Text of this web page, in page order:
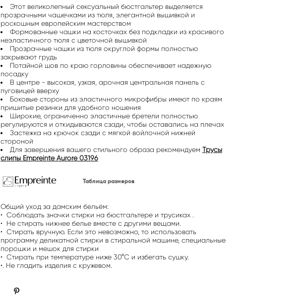
Этот великолепный сексуальный бюстгальтер выделяется
прозрачными чашечками из тюля, элегантной вышивкой и
роскошным европейским мастерством
Формованные чашки на косточках без подкладки из красивого
неэластичного тюля с цветочной вышивкой
Прозрачные чашки из тюля округлой формы полностью
закрывают грудь
Потайной шов по краю горловины обеспечивает надежную
посадку
В центре - высокая, узкая, арочная центральная панель с
пуговицей вверху
Боковые стороны из эластичного микрофибры имеют по краям
пришитые резинки для удобного ношения
Широкие, ограниченно эластичные бретели полностью
регулируются и откидываются сзади, чтобы оставались на плечах
Застежка на крючок сзади с мягкой войлочной нижней
стороной
Для завершения вашего стильного образа рекомендуем Трусы
слипы Empreinte Aurore 03196
Таблица размеров
Общий уход за дамским бельём:
• Соблюдать значки стирки на бюстгальтере и трусиках .
• Не стирать нижнее белье вместе с другими вещами.
• Стирать вручную. Если это невозможно, то использовать
программу деликатной стирки в стиральной машине, специальные
порошки и мешок для стирки
• Стирать при температуре ниже 30°C и избегать сушку.
•. Не гладить изделия с кружевом.